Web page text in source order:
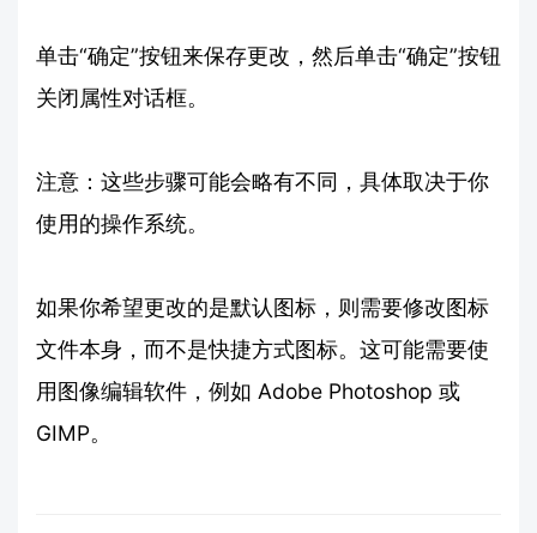
单击“确定”按钮来保存更改，然后单击“确定”按钮
关闭属性对话框。
注意：这些步骤可能会略有不同，具体取决于你
使用的操作系统。
如果你希望更改的是默认图标，则需要修改图标
文件本身，而不是快捷方式图标。这可能需要使
用图像编辑软件，例如 Adobe Photoshop 或
GIMP。